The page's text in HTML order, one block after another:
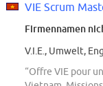
VIE Scrum
Firmennamen
V.I.E., Umwelt,
“Offre VIE pour